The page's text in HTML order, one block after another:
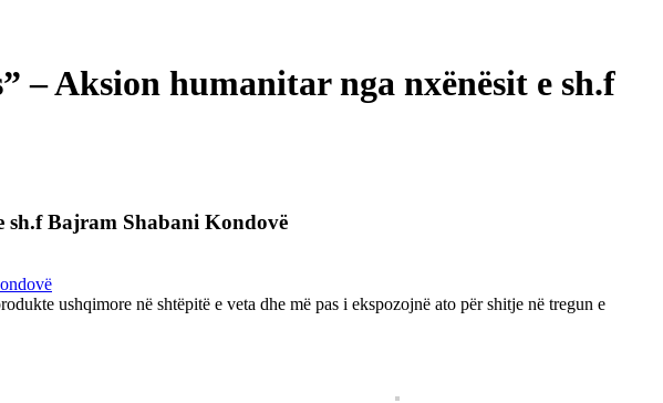
– Aksion humanitar nga nxënësit e sh.f
sh.f Bajram Shabani Kondovë
ushqimore në shtëpitë e veta dhe më pas i ekspozojnë ato për shitje në tregun e